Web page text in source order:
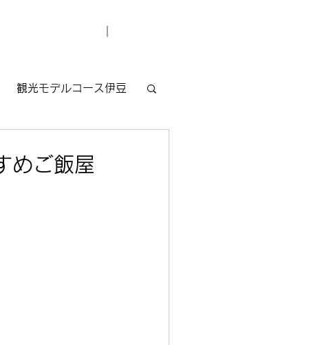
観光モデルコース伊豆
めご飯屋